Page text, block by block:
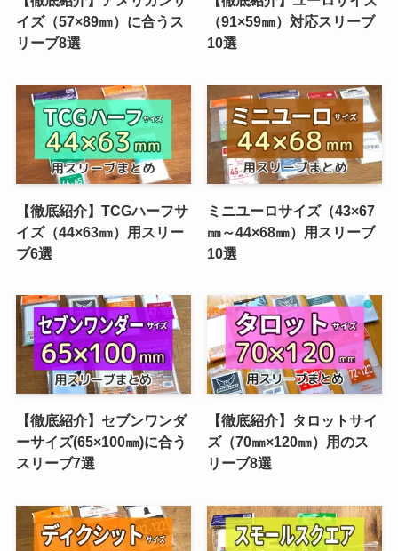
イズ（57×89㎜）に合うス
リーブ8選
（91×59㎜）対応スリーブ
10選
【徹底紹介】TCGハーフサ
イズ（44×63㎜）用スリー
ブ6選
ミニユーロサイズ（43×67
㎜～44×68㎜）用スリーブ
10選
【徹底紹介】セブンワンダ
ーサイズ(65×100㎜)に合う
スリーブ7選
【徹底紹介】タロットサイ
ズ（70㎜×120㎜）用のス
リーブ8選